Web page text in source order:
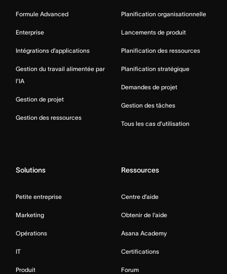
Formule Advanced
Enterprise
Intégrations d’applications
Gestion du travail alimentée par
l’IA
Gestion de projet
Gestion des ressources
Planification organisationnelle
Lancements de produit
Planification des ressources
Planification stratégique
Demandes de projet
Gestion des tâches
Tous les cas d’utilisation
Solutions
Petite entreprise
Marketing
Opérations
IT
Produit
Ressources
Centre d’aide
Obtenir de l’aide
Asana Academy
Certifications
Forum